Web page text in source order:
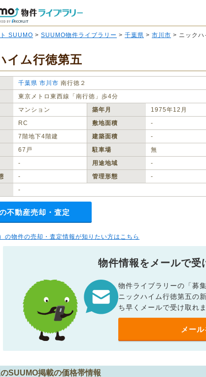
SUUMO > SUUMO物件ライブラリー > 千葉県 > 市川市 > ニックハ
イム行徳第五
千葉県 市川市 南行徳２
東京メトロ東西線「南行徳」歩4分
マンション 築年月
1975年12月
RC 敷地面積
‐
7階地下4階建 建築面積
‐
67戸 駐車場
無
‐ 用途地域
‐
‐ 管理形態
‐
‐
不動産売却・査定
の物件の売却・査定情報が知りたい方はこちら
物件情報をメールで受
物件ライブラリーの「募
ニックハイム行徳第五の
ち早くメールで受け取れま
メー
SUUMO掲載の価格帯情報